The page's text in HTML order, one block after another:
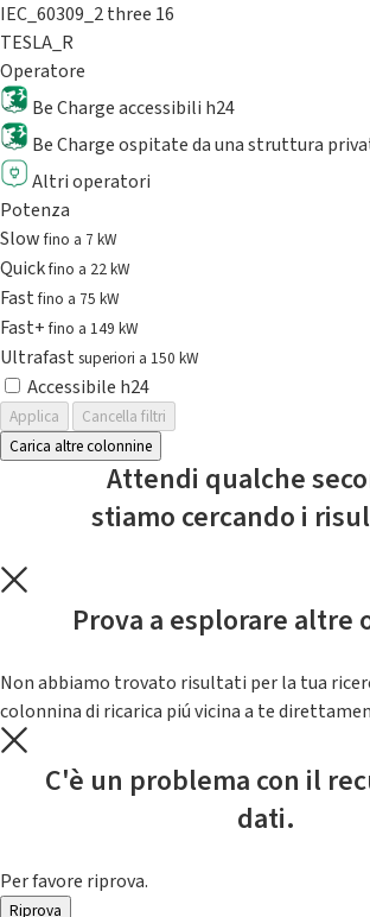
IEC_60309_2 three 16
TESLA_R
Operatore
Be Charge accessibili h24
Be Charge ospitate da una struttura
Altri operatori
Potenza
Slowfino a 7 kW
Quickfino a 22 kW
Fastfino a 75 kW
Fast+fino a 149 kW
Ultrafast superiori a 150 kW
Accessibile h24
Applica
Cancella filtri
Carica altre colonnine
Attendi qualche
stiamo cercando i
Prova a esplorare altre
Non abbiamo trovato risultati per la tua
colonnina di ricarica piú vicina a te
C'è un problema con il
dati.
Per favore riprova.
Riprova